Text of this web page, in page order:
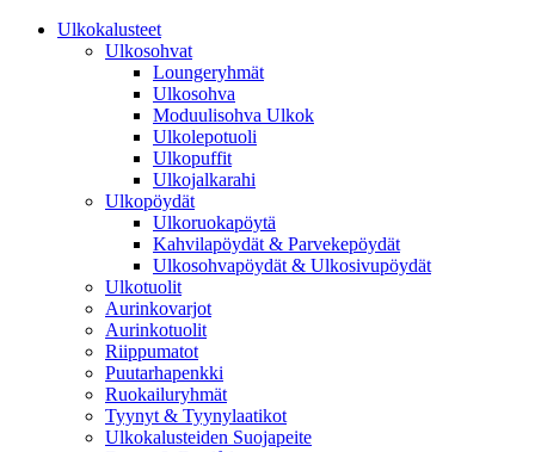
Ulkokalusteet
Ulkosohvat
Loungeryhmät
Ulkosohva
Moduulisohva Ulkok
Ulkolepotuoli
Ulkopuffit
Ulkojalkarahi
Ulkopöydät
Ulkoruokapöytä
Kahvilapöydät & Parvekepöydät
Ulkosohvapöydät & Ulkosivupöydät
Ulkotuolit
Aurinkovarjot
Aurinkotuolit
Riippumatot
Puutarhapenkki
Ruokailuryhmät
Tyynyt & Tyynylaatikot
Ulkokalusteiden Suojapeite